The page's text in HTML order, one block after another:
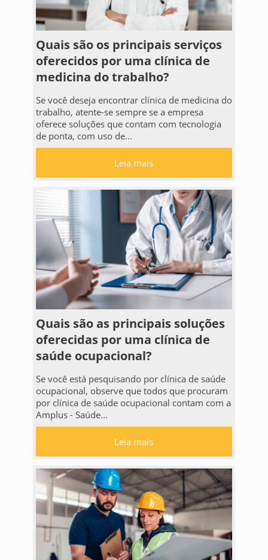
Quais são os principais serviços
oferecidos por uma clínica de
medicina do trabalho?
Se você deseja encontrar clínica de medicina do
trabalho, atente-se sempre se a empresa
oferece soluções que contam com tecnologia
de ponta, com uso de...
Leia mais
Quais são as principais soluções
oferecidas por uma clínica de
saúde ocupacional?
Se você está pesquisando por clínica de saúde
ocupacional, observe que todos que procuram
por clínica de saúde ocupacional contam com a
Amplus - Saúde...
Leia mais